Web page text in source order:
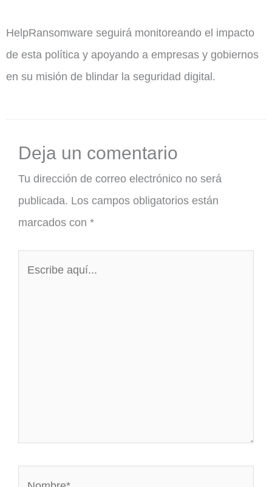
HelpRansomware seguirá monitoreando el impacto
de esta política y apoyando a empresas y gobiernos
en su misión de blindar la seguridad digital.
Deja un comentario
Tu dirección de correo electrónico no será
publicada. Los campos obligatorios están
marcados con *